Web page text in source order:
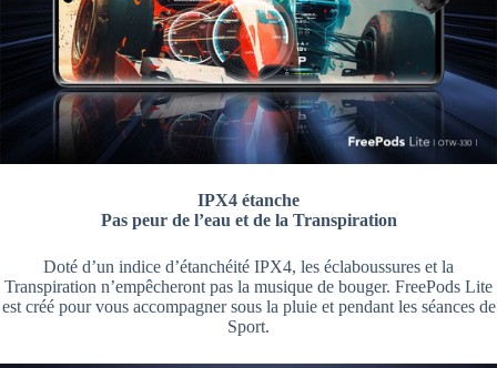
IPX4 étanche
Pas peur de l’eau et de la Transpiration
Doté d’un indice d’étanchéité IPX4, les éclaboussures et la
Transpiration n’empêcheront pas la musique de bouger. FreePods Lite
est créé pour vous accompagner sous la pluie et pendant les séances de
Sport.